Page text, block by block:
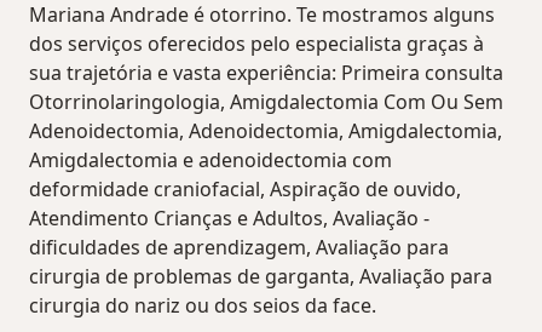
Mariana Andrade é otorrino. Te mostramos alguns
dos serviços oferecidos pelo especialista graças à
sua trajetória e vasta experiência: Primeira consulta
Otorrinolaringologia, Amigdalectomia Com Ou Sem
Adenoidectomia, Adenoidectomia, Amigdalectomia,
Amigdalectomia e adenoidectomia com
deformidade craniofacial, Aspiração de ouvido,
Atendimento Crianças e Adultos, Avaliação -
dificuldades de aprendizagem, Avaliação para
cirurgia de problemas de garganta, Avaliação para
cirurgia do nariz ou dos seios da face.